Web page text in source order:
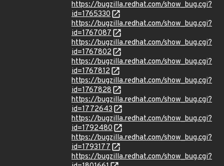
https://bugzilla.redhat.com/show_bug.cgi?
id=1765330
https://bugzilla.redhat.com/show_bug.cgi?
id=1767087
https://bugzilla.redhat.com/show_bug.cgi?
id=1767802
https://bugzilla.redhat.com/show_bug.cgi?
id=1767812
https://bugzilla.redhat.com/show_bug.cgi?
id=1767828
https://bugzilla.redhat.com/show_bug.cgi?
id=1772643
https://bugzilla.redhat.com/show_bug.cgi?
id=1792480
https://bugzilla.redhat.com/show_bug.cgi?
id=1793177
https://bugzilla.redhat.com/show_bug.cgi?